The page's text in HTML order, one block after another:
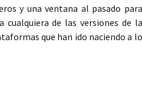
y una ventana al pasado para
cualquiera de las versiones de la
que han ido naciendo a lo